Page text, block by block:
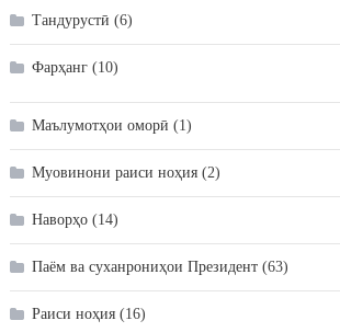
Тандурустӣ (6)
Фарҳанг(10)
Маълумотҳои оморӣ (1)
Муовинони раиси ноҳия(2)
Наворҳо(14)
Паём ва суханрониҳои Президент(63)
Раиси ноҳия(16)